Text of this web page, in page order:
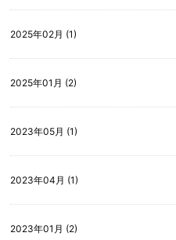
2025年02月 (1)
2025年01月 (2)
2023年05月 (1)
2023年04月 (1)
2023年01月 (2)